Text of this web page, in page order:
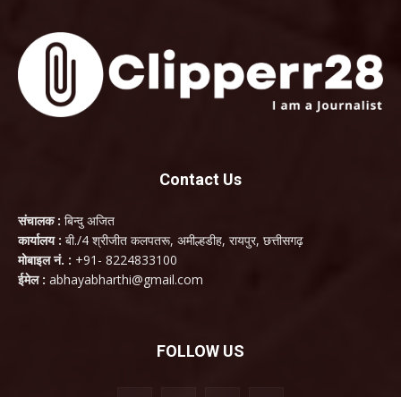
Contact Us
संचालक : बिन्दु अजित
कार्यालय : बी./4 श्रीजीत कलपतरू, अमील्हडीह, रायपुर, छत्तीसगढ़
मोबाइल नं. : +91- 8224833100
ईमेल : abhayabharthi@gmail.com
FOLLOW US